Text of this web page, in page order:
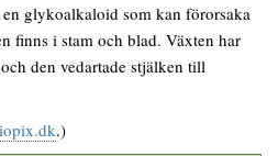
glykoalkaloid som kan förorsaka
finns i stam och blad. Växten har
den vedartade stjälken till
.)